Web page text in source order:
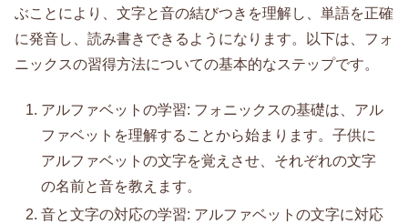
ぶことにより、文字と音の結びつきを理解し、単語を正確
に発音し、読み書きできるようになります。以下は、フォ
ニックスの習得方法についての基本的なステップです。
アルファベットの学習: フォニックスの基礎は、アル
ファベットを理解することから始まります。子供に
アルファベットの文字を覚えさせ、それぞれの文字
の名前と音を教えます。
音と文字の対応の学習: アルファベットの文字に対応